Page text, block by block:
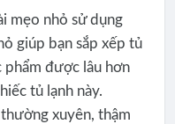
mẹo nhỏ sử dụng
giúp bạn sắp xếp tủ
phẩm được lâu hơn
tủ lạnh này.
xuyên, thậm